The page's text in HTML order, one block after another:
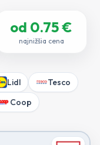
od 0.75€
najnižšia cena
Lidl
Tesco
Coop